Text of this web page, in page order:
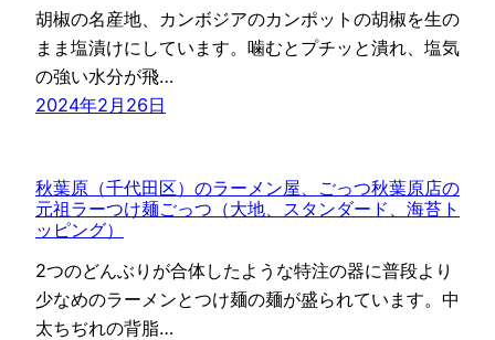
胡椒の名産地、カンボジアのカンポットの胡椒を生の
まま塩漬けにしています。噛むとプチッと潰れ、塩気
の強い水分が飛…
2024年2月26日
秋葉原（千代田区）のラーメン屋、ごっつ秋葉原店の
元祖ラーつけ麺ごっつ（大地、スタンダード、海苔ト
ッピング）
2つのどんぶりが合体したような特注の器に普段より
少なめのラーメンとつけ麺の麺が盛られています。中
太ちぢれの背脂…